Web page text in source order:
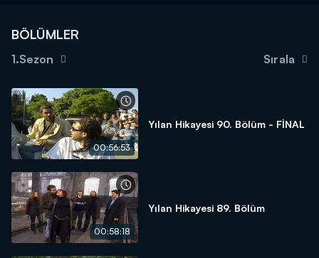
BÖLÜMLER
1.Sezon Sırala
00:56:53
Yılan Hikayesi 90. Bölüm - FİNAL
00:58:18
Yılan Hikayesi 89. Bölüm